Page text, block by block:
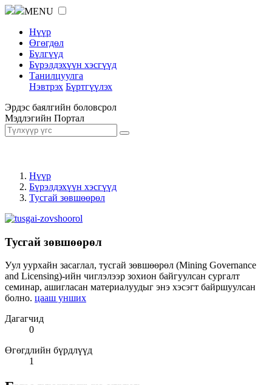
MENU
Нүүр
Өгөгдөл
Бүлгүүд
Бүрэлдэхүүн хэсгүүд
Танилцуулга
Нэвтрэх Бүртгүүлэх
Эрдэс баялгийн боловсрол
Мэдлэгийн Портал
Нүүр
Бүрэлдэхүүн хэсгүүд
Тусгай зөвшөөрөл
Тусгай зөвшөөрөл
Уул уурхайн засаглал, тусгай зөвшөөрөл (Mining Governance
and Licensing)-ийн чиглэлээр зохион байгуулсан сургалт
семинар, ашигласан материалуудыг энэ хэсэгт байршуулсан
болно. цааш унших
Дагагчид
0
Өгөгдлийн бүрдлүүд
1